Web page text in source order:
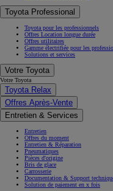
Toyota Professional
Toyota pour les professionnels
Offres Location longue durée
Offres utilitaires
Gamme électrifiée pour les
Solutions et services
Votre Toyota
Votre Toyota
Toyota Relax
Offres Après-Vente
Entretien & Services
Entretien
Offres du moment
Entretien & Réparation
Pneumatiques
Pièces d'origine
Bris de glace
Carrosserie
Documentation & Support
Solution de paiement en x fois